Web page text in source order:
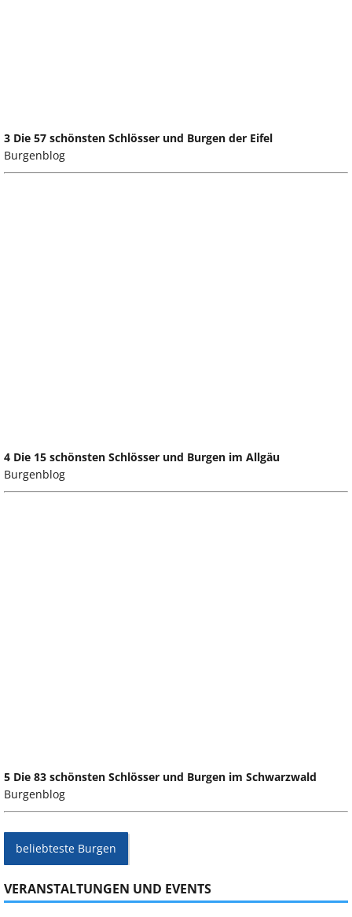
3 Die 57 schönsten Schlösser und Burgen der Eifel
Burgenblog
4 Die 15 schönsten Schlösser und Burgen im Allgäu
Burgenblog
5 Die 83 schönsten Schlösser und Burgen im Schwarzwald
Burgenblog
beliebteste Burgen
VERANSTALTUNGEN UND EVENTS